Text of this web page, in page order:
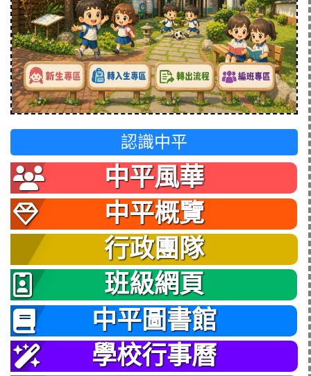
認識中平
中平風華
中平概覽
行政團隊
班級網頁
中平圖書館
學校行事曆